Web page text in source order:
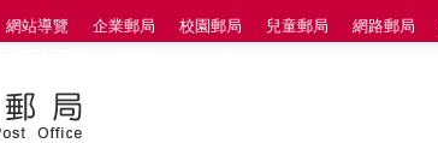
網站導覽 企業郵局 校園郵局 兒童郵局 網路郵局